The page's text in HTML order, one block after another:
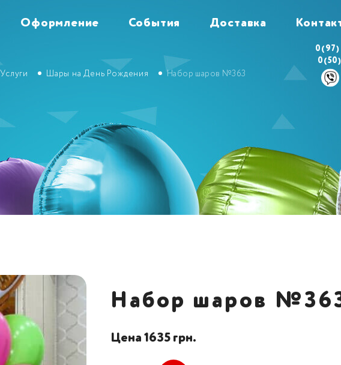
Оформление События Доставка
Услуги Шары на День Рождения Набор шаров №363
Набор шаров
Цена 1635 грн.